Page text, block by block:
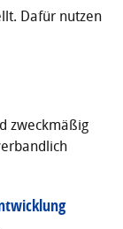
Dafür nutzen
zweckmäßig